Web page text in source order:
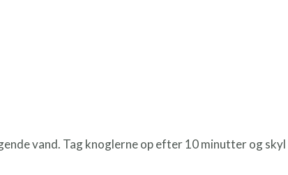
vand. Tag knoglerne op efter 10 minutter og